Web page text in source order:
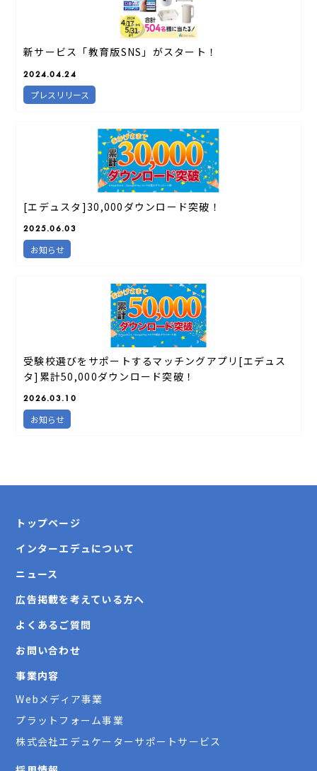
新サービス「教育版SNS」がスタート！
2024.04.24
プレスリリース
[エデュスタ]30,000ダウンロード突破！
2025.06.03
お知らせ
受験校選びをサポートするマッチングアプリ[エデュス
タ]累計50,000ダウンロード突破！
2026.03.10
お知らせ
トップページ
インターエデュについて
ニュース
広告掲載を考えている方へ
よくあるご質問
お問い合わせ
事業内容
Webメディア事業
プラットフォーム事業
株式会社エデュケーターサポートサービス